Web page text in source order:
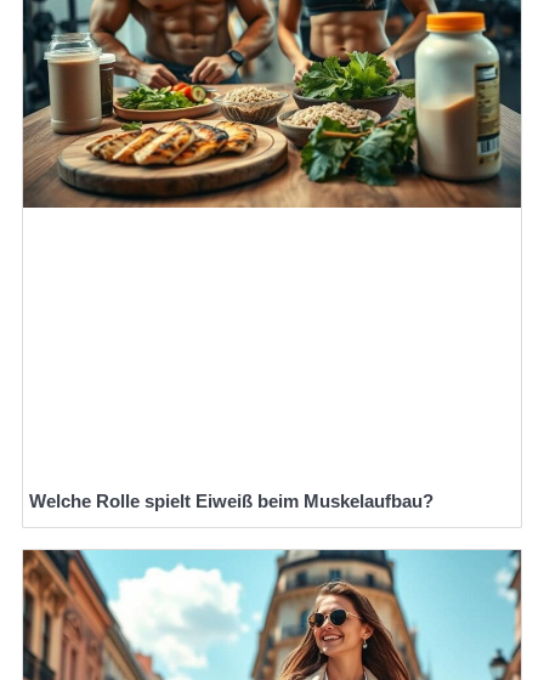
Welche Rolle spielt Eiweiß beim Muskelaufbau?